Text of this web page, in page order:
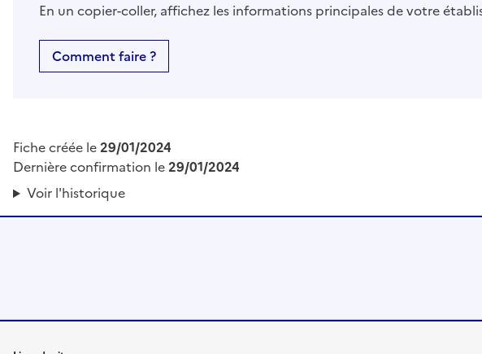
En un copier-coller, affichez les informations principales de votre
Comment faire ?
Fiche créée le29/01/2024
Dernière confirmation le29/01/2024
Voir l'historique